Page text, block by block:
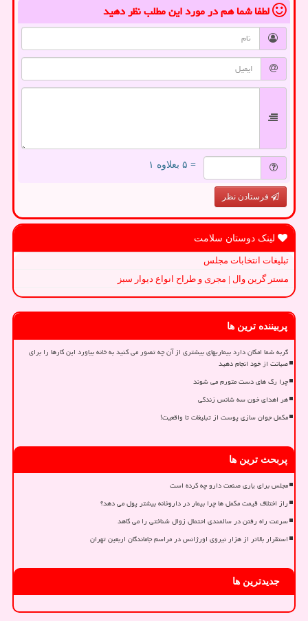
لطفا شما همدر مورد این مطلبنظر دهید
= ۵ بعلاوه ۱
فرستادن نظر
لینک دوستان سلامت
تبلیغات انتخابات مجلس
مستر گرین وال | مجری و طراح انواع دیوار سبز
پربیننده ترین ها
گربه شما امکان دارد بیماریهای بیشتری از آن چه تصور می کنید به خانه بیاورد این کارها را برای
صیانت از خود انجام دهید
چرا رگ های دست متورم می شوند
هر اهدای خون سه شانس زندگی
مکمل جوان سازی پوست از تبلیغات تا واقعیت!
پربحث ترین ها
مجلس برای یاری صنعت دارو چه کرده است
راز اختلاف قیمت مکمل ها چرا بیمار در داروخانه بیشتر پول می دهد؟
سرعت راه رفتن در سالمندی احتمال زوال شناختی را می کاهد
استقرار بالاتر از هزار نیروی اورژانس در مراسم جاماندگان اربعین تهران
جدیدترین ها